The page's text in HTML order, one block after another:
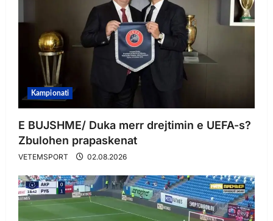
Kampionati
E BUJSHME/ Duka merr drejtimin e UEFA-s?
Zbulohen prapaskenat
VETEMSPORT 02.08.2026